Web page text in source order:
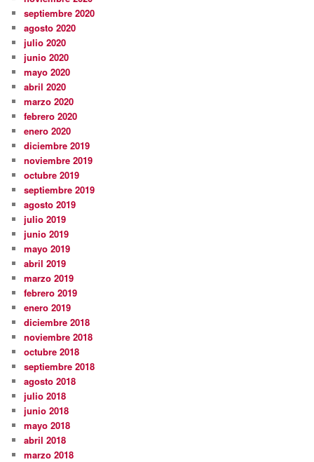
septiembre 2020
agosto 2020
julio 2020
junio 2020
mayo 2020
abril 2020
marzo 2020
febrero 2020
enero 2020
diciembre 2019
noviembre 2019
octubre 2019
septiembre 2019
agosto 2019
julio 2019
junio 2019
mayo 2019
abril 2019
marzo 2019
febrero 2019
enero 2019
diciembre 2018
noviembre 2018
octubre 2018
septiembre 2018
agosto 2018
julio 2018
junio 2018
mayo 2018
abril 2018
marzo 2018